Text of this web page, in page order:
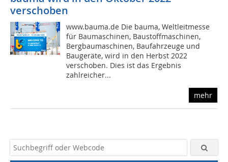
verschoben
www.bauma.de Die bauma, Weltleitmesse
für Baumaschinen, Baustoffmaschinen,
Bergbaumaschinen, Baufahrzeuge und
Baugeräte, wird in den Herbst 2022
verschoben. Dies ist das Ergebnis
zahlreicher...
mehr